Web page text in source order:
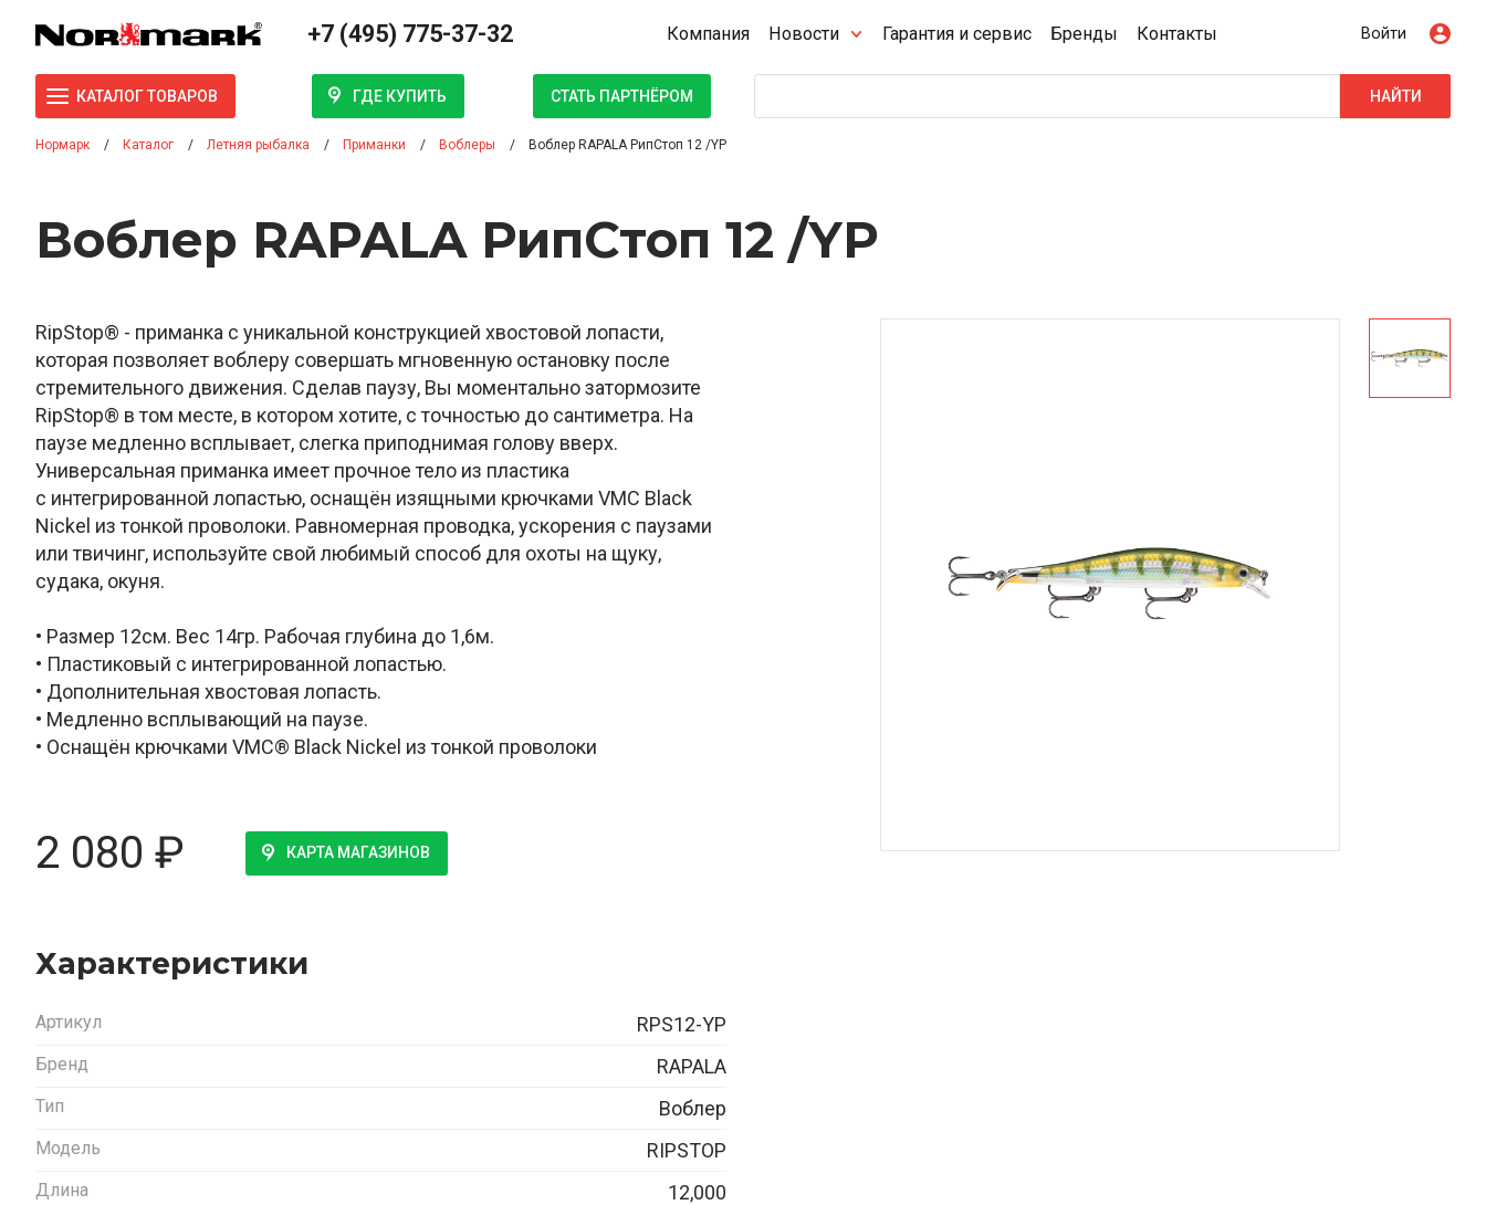
+7 (495) 775-37-32 Компания Новости Гарантия и сервис Бренды Контакты Войти
КАТАЛОГ ТОВАРОВ ГДЕ КУПИТЬ СТАТЬ ПАРТНЁРОМ НАЙТИ
Нормарк Каталог Летняя рыбалка Приманки Воблеры Воблер RAPALA РипСтоп 12 /YP
Воблер RAPALA РипСтоп 12 /YP
RipStop® - приманка с уникальной конструкцией хвостовой лопасти,
которая позволяет воблеру совершать мгновенную остановку после
стремительного движения. Сделав паузу, Вы моментально затормозите
RipStop® в том месте, в котором хотите, с точностью до сантиметра. На
паузе медленно всплывает, слегка приподнимая голову вверх.
Универсальная приманка имеет прочное тело из пластика
с интегрированной лопастью, оснащён изящными крючками VMC Black
Nickel из тонкой проволоки. Равномерная проводка, ускорения с паузами
или твичинг, используйте свой любимый способ для охоты на щуку,
судака, окуня.
• Размер 12см. Вес 14гр. Рабочая глубина до 1,6м.
• Пластиковый с интегрированной лопастью.
• Дополнительная хвостовая лопасть.
• Медленно всплывающий на паузе.
• Оснащён крючками VMC® Black Nickel из тонкой проволоки
2 080 ₽ КАРТА МАГАЗИНОВ
Характеристики
Артикул RPS12-YP
Бренд RAPALA
Тип Воблер
Модель RIPSTOP
Длина 12,000